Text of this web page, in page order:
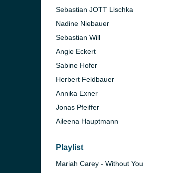
Sebastian JOTT Lischka
Nadine Niebauer
Sebastian Will
Angie Eckert
Sabine Hofer
Herbert Feldbauer
Annika Exner
Jonas Pfeiffer
Aileena Hauptmann
Playlist
Mariah Carey - Without You